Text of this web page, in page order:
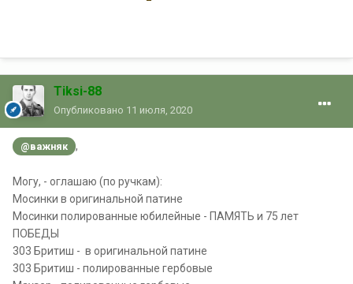
Tiksi-88
Опубликовано 11 июля, 2020
@важняк ,
Могу, - оглашаю (по ручкам):
Мосинки в оригинальной патине
Мосинки полированные юбилейные - ПАМЯТЬ и 75 лет
ПОБЕДЫ
303 Бритиш - в оригинальной патине
303 Бритиш - полированные гербовые